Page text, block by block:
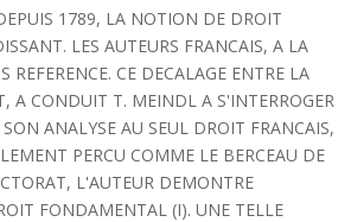
1789, LA NOTION DE DROIT
LES AUTEURS FRANCAIS, A LA
CE DECALAGE ENTRE LA
A CONDUIT T. MEINDL A S'INTERROGER
ANALYSE AU SEUL DROIT FRANCAIS,
PERCU COMME LE BERCEAU DE
L'AUTEUR DEMONTRE
FONDAMENTAL (I). UNE TELLE